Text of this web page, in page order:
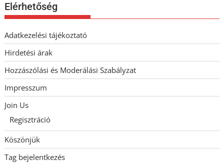
Elérhetőség
Adatkezelési tájékoztató
Hirdetési árak
Hozzászólási és Moderálási Szabályzat
Impresszum
Join Us
Regisztráció
Köszönjük
Tag bejelentkezés